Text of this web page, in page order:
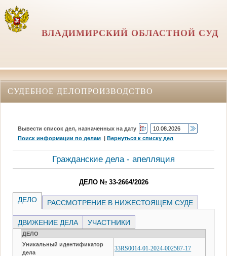
ВЛАДИМИРСКИЙ ОБЛАСТНОЙ СУД
СУДЕБНОЕ ДЕЛОПРОИЗВОДСТВО
Вывести список дел, назначенных на дату
Поиск информации по делам |Вернуться к списку дел
Гражданские дела - апелляция
ДЕЛО № 33-2664/2026
ДЕЛО РАССМОТРЕНИЕ В НИЖЕСТОЯЩЕМ СУДЕ
ДВИЖЕНИЕ ДЕЛА УЧАСТНИКИ
ДЕЛО
Уникальный идентификатор
дела
33RS0014-01-2024-002587-17